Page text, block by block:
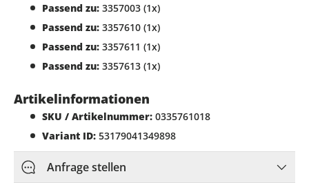
Passend zu: 3357003 (1x)
Passend zu: 3357610 (1x)
Passend zu: 3357611 (1x)
Passend zu: 3357613 (1x)
Artikelinformationen
SKU / Artikelnummer: 0335761018
Variant ID: 53179041349898
Anfrage stellen